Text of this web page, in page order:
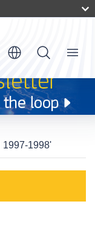
Menu
1997-1998'